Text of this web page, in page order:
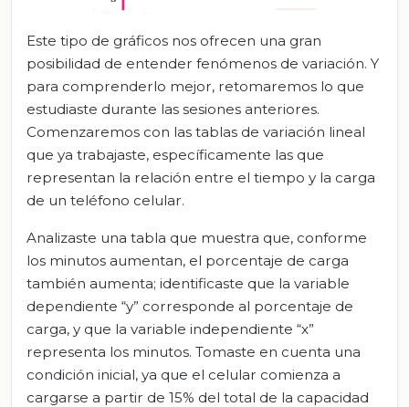
Este tipo de gráficos nos ofrecen una gran
posibilidad de entender fenómenos de variación. Y
para comprenderlo mejor, retomaremos lo que
estudiaste durante las sesiones anteriores.
Comenzaremos con las tablas de variación lineal
que ya trabajaste, específicamente las que
representan la relación entre el tiempo y la carga
de un teléfono celular.
Analizaste una tabla que muestra que, conforme
los minutos aumentan, el porcentaje de carga
también aumenta; identificaste que la variable
dependiente “y” corresponde al porcentaje de
carga, y que la variable independiente “x”
representa los minutos. Tomaste en cuenta una
condición inicial, ya que el celular comienza a
cargarse a partir de 15% del total de la capacidad